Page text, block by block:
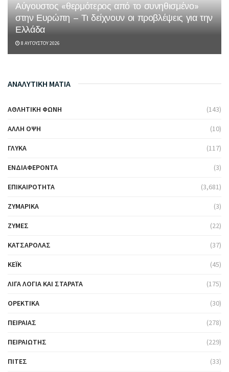
Αύγουστος «θερμότερος από το συνηθισμένο»
στην Ευρώπη – Τι δείχνουν οι προβλέψεις για την
Ελλάδα
8 ΑΥΓΟΎΣΤΟΥ 2026
ΑΝΑΛΥΤΙΚΗ ΜΑΤΙΑ
ΑΘΛΗΤΙΚΉ ΦΩΝΉ (143)
ΆΛΛΗ ΌΨΗ (10)
ΓΛΥΚΆ (117)
ΕΝΔΙΑΦΈΡΟΝΤΑ (3)
ΕΠΙΚΑΙΡΌΤΗΤΑ (3,681)
ΖΥΜΑΡΙΚΆ (3)
ΖΎΜΕΣ (22)
ΚΑΤΣΑΡΌΛΑΣ (37)
ΚΈΙΚ (45)
ΛΊΓΑ ΛΌΓΙΑ ΚΑΙ ΣΤΑΡΆΤΑ (175)
ΟΡΕΚΤΙΚΆ (30)
ΠΕΙΡΑΙΆΣ (278)
ΠΕΙΡΑΙΏΤΗΣ (229)
ΠΊΤΕΣ (33)